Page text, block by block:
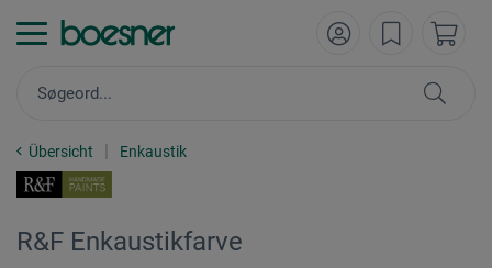
Übersicht Enkaustik
R&F Enkaustikfarve